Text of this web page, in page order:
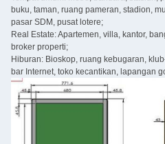
buku, taman, ruang pameran, stadion,
pasar SDM, pusat lotere;
Real Estate: Apartemen, villa, kantor,
broker properti;
Hiburan: Bioskop, ruang kebugaran,
bar Internet, toko kecantikan, lapangan